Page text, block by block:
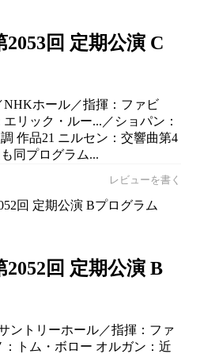
回 定期公演 C
NHKホール／指揮：ファビ
リック・ルー...／ショパン：
作品21 ニルセン：交響曲第4
同プログラム...
レビューを書く
回 定期公演 B
ントリーホール／指揮：ファ
トム・ボロー オルガン：近